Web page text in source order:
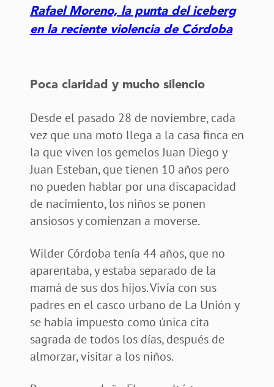
Rafael Moreno, la punta del iceberg
en la reciente violencia de Córdoba
Poca claridad y mucho silencio
Desde el pasado 28 de noviembre, cada
vez que una moto llega a la casa finca en
la que viven los gemelos Juan Diego y
Juan Esteban, que tienen 10 años pero
no pueden hablar por una discapacidad
de nacimiento, los niños se ponen
ansiosos y comienzan a moverse.
Wilder Córdoba tenía 44 años, que no
aparentaba, y estaba separado de la
mamá de sus dos hijos. Vivía con sus
padres en el casco urbano de La Unión y
se había impuesto como única cita
sagrada de todos los días, después de
almorzar, visitar a los niños.